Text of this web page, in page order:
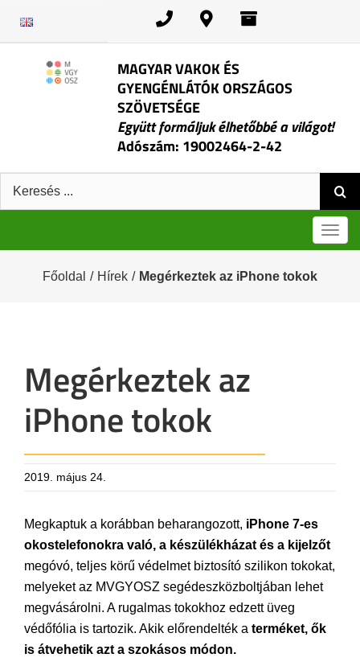
MAGYAR VAKOK ÉS
GYENGÉNLÁTÓK ORSZÁGOS
SZÖVETSÉGE
Együtt formáljuk élhetőbbé a világot!
Adószám: 19002464-2-42
Keresés:
Főoldal / Hírek / Megérkeztek az iPhone tokok
Megérkeztek az
iPhone tokok
2019. május 24.
Megkaptuk a korábban beharangozott, iPhone 7-es
okostelefonokra való, a készülékházat és a kijelzőt
megóvó, teljes körű védelmet biztosító szilikon tokokat,
melyeket az MVGYOSZ segédeszközboltjában lehet
megvásárolni. A rugalmas tokokhoz edzett üveg
védőfólia is tartozik. Akik előrendelték a terméket, ők
is átvehetik azt a szokásos módon.